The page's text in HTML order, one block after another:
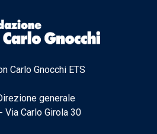
Carlo Gnocchi ETS
generale
Via Carlo Girola 30